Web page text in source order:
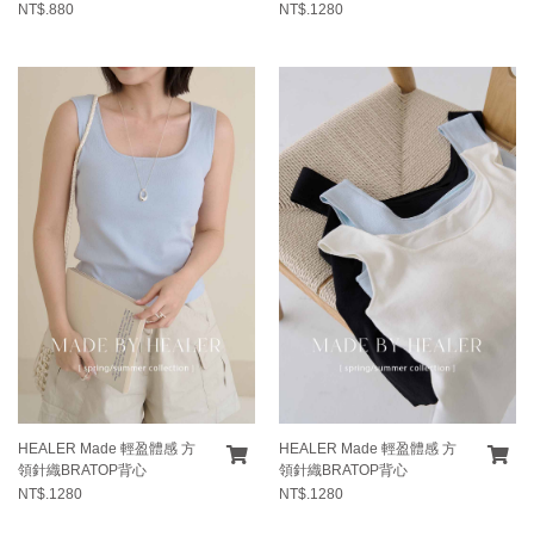
NT$.880
NT$.1280
HEALER Made 輕盈體感 方
領針織BRATOP背心
NT$.1280
HEALER Made 輕盈體感 方
領針織BRATOP背心
NT$.1280